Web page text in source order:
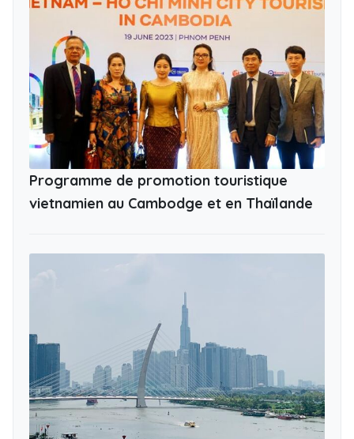
Programme de promotion touristique
vietnamien au Cambodge et en Thaïlande